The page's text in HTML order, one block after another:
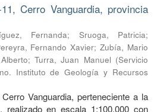
Cerro Vanguardia, provincia
Fernanda; Sruoga, Patricia;
Fernando Xavier;Zubía, Mario
; Turra, Juan Manuel (Servicio
Instituto de Geología y Recursos
Vanguardia, perteneciente a la
realizado en escala 1:100.000 con